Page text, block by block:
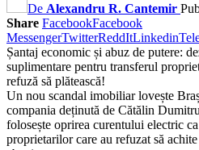
De Alexandru R. Cantemir
Share FacebookFacebook
MessengerTwitterReddItLinkedin
Șantaj economic și abuz de putere:
suplimentare pentru transferul
refuză să plătească!
Un nou scandal imobiliar lovește
compania deținută de Cătălin
folosește oprirea curentului electric
proprietarilor care au refuzat să